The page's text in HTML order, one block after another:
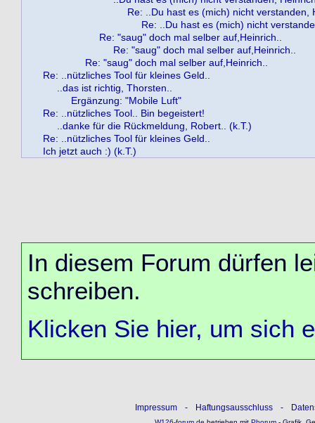
Re: ..Du hast es (mich) nicht verstanden,
Re: ..Du hast es (mich) nicht
Re: "saug" doch mal selber auf,Heinrich..
Re: "saug" doch mal selber auf,Heinrich..
Re: "saug" doch mal selber auf,Heinrich..
Re: ..nützliches Tool für kleines Geld..
..das ist richtig, Thorsten..
Ergänzung: "Mobile Luft"
Re: ..nützliches Tool.. Bin begeistert!
..danke für die Rückmeldung, Robert.. (k.T.)
Re: ..nützliches Tool für kleines Geld..
Ich jetzt auch :) (k.T.)
In diesem Forum dürfen
schreiben.
Klicken Sie hier, um sich
Impressum - Haftungsausschluss -